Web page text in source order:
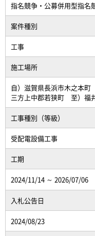
指名競争・公募併用型指名
案件種別
工事
施工場所
自）滋賀県長浜市木之本
三方上中郡若狭町 至）福
工事種別（等級）
受配電設備工事
工期
2024/11/14 ～ 2026/07/06
入札公告日
2024/08/23